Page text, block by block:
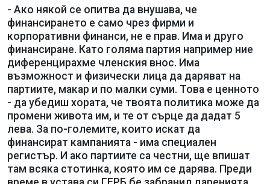
- Ако някой се опитва да внушава, че
финансирането е само чрез фирми и
корпоративни финанси, не е прав. Има и друго
финансиране. Като голяма партия например ние
диференцирахме членския внос. Има
възможност и физически лица да даряват на
партиите, макар и по малки суми. Това е ценното
- да убедиш хората, че твоята политика може да
промени живота им, и те от сърце да дадат 5
лева. За по-големите, които искат да
финансират кампанията - има специален
регистър. И ако партиите са честни, ще впишат
там всяка стотинка, която им се дарява. Преди